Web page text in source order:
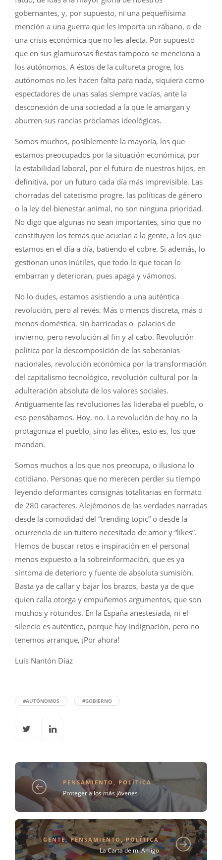
gobernantes, y, por supuesto, ni una pequeñísima
mención a una guerra que les importa un rábano, o de
una crisis económica que no les afecta. Por supuesto
que en sus glamurosas fiestas tampoco se menciona a
los autónomos. A éstos de la cultureta progre, los
autónomos no les hacen falta para nada, siquiera como
espectadores de unas salas siempre vacías, ante la
desconexión de una sociedad a la que le amargan y
aburren sus rancias proclamas ideológicas.
Somos muchos, posiblemente la mayoría, los que
estamos preocupados por la situación económica, por
la estabilidad laboral, por el futuro de nuestros hijos, en
definitiva, por un futuro cada día más imprevisible. Las
chorradas del catecismo progre, las políticas de género
o la ley del bienestar animal, no son ninguna prioridad.
No digo que algunas no sean importantes, sino que no
constituyen los temas que acucian a la gente, a los que
estamos en el día a día, batiendo el cobre. Si además, lo
gestionan unos inútiles, que todo lo que tocan lo
embarran y deterioran, pues apaga y vámonos.
No lo dudes, estamos asistiendo a una auténtica
revolución, pero al revés. Más o menos discreta, más o
menos doméstica, sin barricadas o palacios de
invierno, pero revolución al fin y al cabo. Revolución
política por la descomposición de las soberanías
nacionales, revolución económica por la transformación
del capitalismo tecnológico, revolución cultural por la
adulteración absoluta de los valores sociales.
Antiguamente las revoluciones las lideraba el pueblo, o
eso pensábamos. Hoy, no. La revolución de hoy no la
protagoniza el pueblo, sino las élites, esto es, los que
mandan.
Somos muchos a los que nos preocupa, o ilusiona lo
cotidiano. Personas que no merecen perder su tiempo
leyendo deformantes consignas totalitarias en formato
de 280 caracteres. Alejémonos de las verdades narradas
desde la comodidad del “trending topic” o desde la
ocurrencia de un tuitero necesitado de amor y “likes”.
Hemos de buscar retos e inspiración en el personal
menos expuesto a la sobreinformación, que es ya
síntoma de deterioro y fuente de absoluta sumisión.
Basta ya de callar y bajar los brazos, basta ya de que
quien calla otorga y empuñemos argumentos, que son
muchos y rotundos. En la España anestesiada, ni el
silencio es auténtico, porque hay indignación, pero no
tenemos arranque, ¡Por ahora!
Luis Nantón Díaz
#AUTÓNOMOS #GOBIERNO
PENSAMIENTO , POLÍTICA
Proteger a los más jóvenes
GENTE,PENSAMIENTO ,POLÍTICA
La Carta de mi Amigo